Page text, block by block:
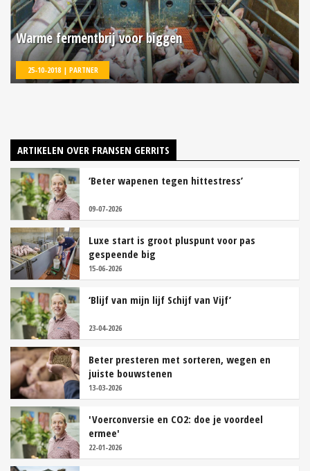
Warme fermentbrij voor biggen
25-10-2018 | PARTNER
ARTIKELEN OVER FRANSEN GERRITS
‘Beter wapenen tegen hittestress’
09-07-2026
Luxe start is groot pluspunt voor pas
gespeende big
15-06-2026
‘Blijf van mijn lijf Schijf van Vijf’
23-04-2026
Beter presteren met sorteren, wegen en
juiste bouwstenen
13-03-2026
'Voerconversie en CO2: doe je voordeel
ermee'
22-01-2026